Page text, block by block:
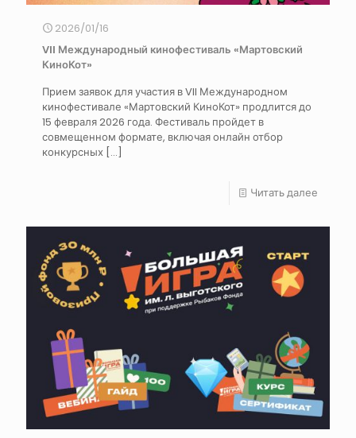
2026/01/16
VII Международный кинофестиваль «Мартовский
КиноКот»
Прием заявок для участия в VII Международном
кинофестивале «Мартовский КиноКот» продлится до
15 февраля 2026 года. Фестиваль пройдет в
совмещенном формате, включая онлайн отбор
конкурсных […]
Читать далее